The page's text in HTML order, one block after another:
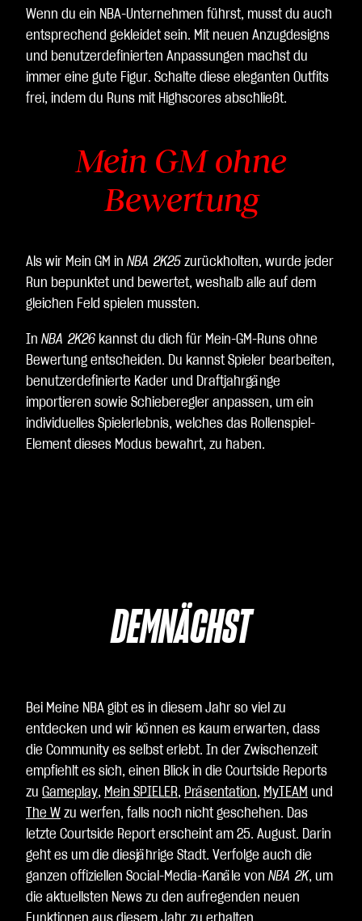
Wenn du ein NBA-Unternehmen führst, musst du auch
entsprechend gekleidet sein. Mit neuen Anzugdesigns
und benutzerdefinierten Anpassungen machst du
immer eine gute Figur. Schalte diese eleganten Outfits
frei, indem du Runs mit Highscores abschließt.
Mein GM ohne
Bewertung
Als wir Mein GM in NBA 2K25 zurückholten, wurde jeder
Run bepunktet und bewertet, weshalb alle auf dem
gleichen Feld spielen mussten.
In NBA 2K26 kannst du dich für Mein-GM-Runs ohne
Bewertung entscheiden. Du kannst Spieler bearbeiten,
benutzerdefinierte Kader und Draftjahrgänge
importieren sowie Schieberegler anpassen, um ein
individuelles Spielerlebnis, welches das Rollenspiel-
Element dieses Modus bewahrt, zu haben.
DEMNÄCHST
Bei Meine NBA gibt es in diesem Jahr so viel zu
entdecken und wir können es kaum erwarten, dass
die Community es selbst erlebt. In der Zwischenzeit
empfiehlt es sich, einen Blick in die Courtside Reports
zu Gameplay, Mein SPIELER, Präsentation, MyTEAM und
The W zu werfen, falls noch nicht geschehen. Das
letzte Courtside Report erscheint am 25. August. Darin
geht es um die diesjährige Stadt. Verfolge auch die
ganzen offiziellen Social-Media-Kanäle von NBA 2K, um
die aktuellsten News zu den aufregenden neuen